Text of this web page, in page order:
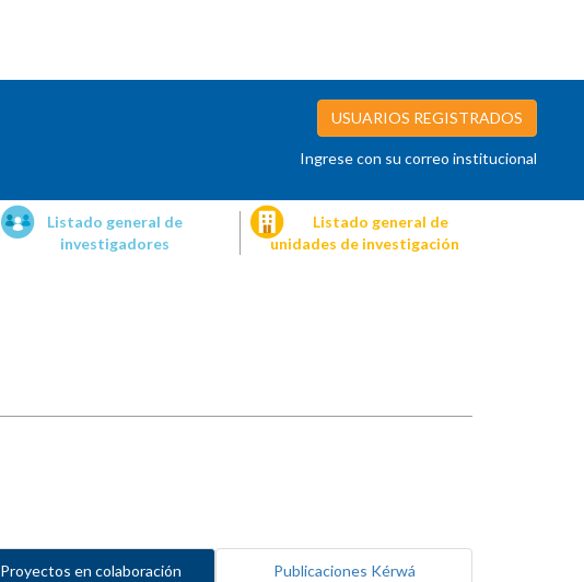
USUARIOS REGISTRADOS
Ingrese con su correo institucional
Listado general de
investigadores
Listado general de
unidades de investigación
Proyectos en colaboración Publicaciones Kérwá